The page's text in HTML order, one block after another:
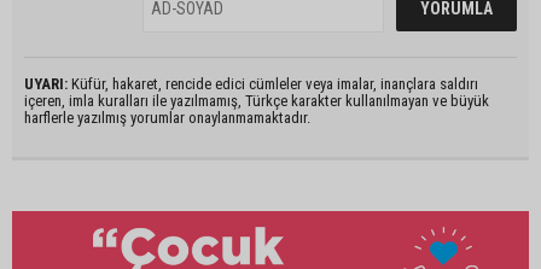
UYARI: Küfür, hakaret, rencide edici cümleler veya imalar, inançlara saldırı
içeren, imla kuralları ile yazılmamış, Türkçe karakter kullanılmayan ve büyük
harflerle yazılmış yorumlar onaylanmamaktadır.